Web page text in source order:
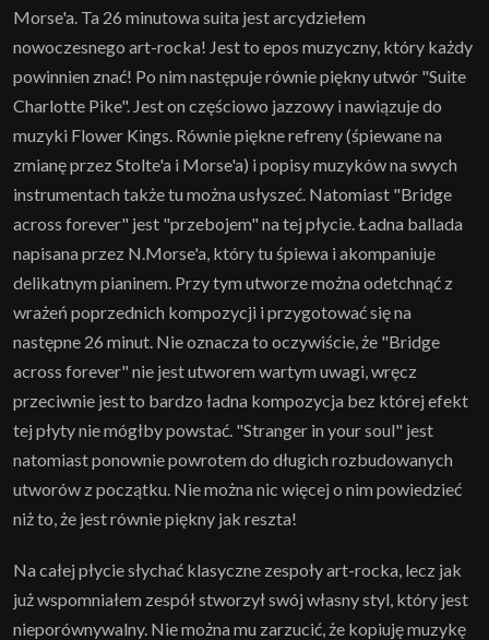
Morse'a. Ta 26 minutowa suita jest arcydziełem
nowoczesnego art-rocka! Jest to epos muzyczny, który każdy
powinnien znać! Po nim następuje równie piękny utwór "Suite
Charlotte Pike". Jest on częściowo jazzowy i nawiązuje do
muzyki Flower Kings. Równie piękne refreny (śpiewane na
zmianę przez Stolte'a i Morse'a) i popisy muzyków na swych
instrumentach także tu można usłyszeć. Natomiast "Bridge
across forever" jest "przebojem" na tej płycie. Ładna ballada
napisana przez N.Morse'a, który tu śpiewa i akompaniuje
delikatnym pianinem. Przy tym utworze można odetchnąć z
wrażeń poprzednich kompozycji i przygotować się na
następne 26 minut. Nie oznacza to oczywiście, że "Bridge
across forever" nie jest utworem wartym uwagi, wręcz
przeciwnie jest to bardzo ładna kompozycja bez której efekt
tej płyty nie mógłby powstać. "Stranger in your soul" jest
natomiast ponownie powrotem do długich rozbudowanych
utworów z początku. Nie można nic więcej o nim powiedzieć
niż to, że jest równie piękny jak reszta!
Na całej płycie słychać klasyczne zespoły art-rocka, lecz jak
już wspomniałem zespół stworzył swój własny styl, który jest
nieporównywalny. Nie można mu zarzucić, że kopiuję muzykę